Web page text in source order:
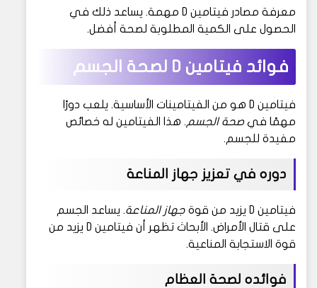
معرفة مصادر فيتامين D مهمة. يساعد ذلك في
الحصول على الكمية المطلوبة لصحة أفضل.
فوائد فيتامين D لصحة الجسم
فيتامين D هو من الفيتامينات الأساسية. يلعب دورًا
مهمًا فيصحة الجسم . هذا الفيتامين له خصائص
مفيدة للجسم.
دوره في تعزيز جهاز المناعة
فيتامين D يزيد من قوة جهاز المناعة. يساعد الجسم
على قتال الأمراض. الأبحاث تظهر أن فيتامين D يزيد من
قوة الاستجابة المناعية.
فوائده لصحة العظام